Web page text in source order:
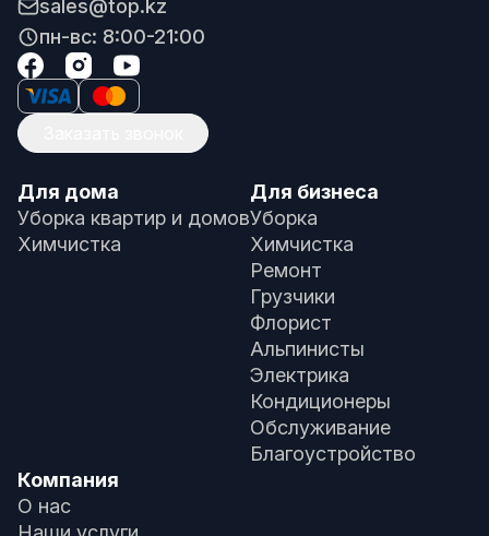
sales@top.kz
пн-вс: 8:00-21:00
Для дома
Уборка квартир и домов
Химчистка
Для бизнеса
Уборка
Химчистка
Ремонт
Грузчики
Флорист
Альпинисты
Электрика
Кондиционеры
Обслуживание
Благоустройство
Компания
О нас